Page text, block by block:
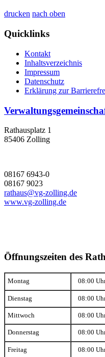
drucken nach oben
Quicklinks
Kontakt
Inhaltsverzeichnis
Impressum
Datenschutz
Erklärung zur
Rathausplatz 1
85406 Zolling
08167 6943-0
08167 9023
rathaus@vg-zolling.de
www.vg-zolling.de
Öffnungszeiten des
Montag 08:00
Dienstag 08:00
Mittwoch 08:00
Donnerstag 08:00
Freitag 08:00